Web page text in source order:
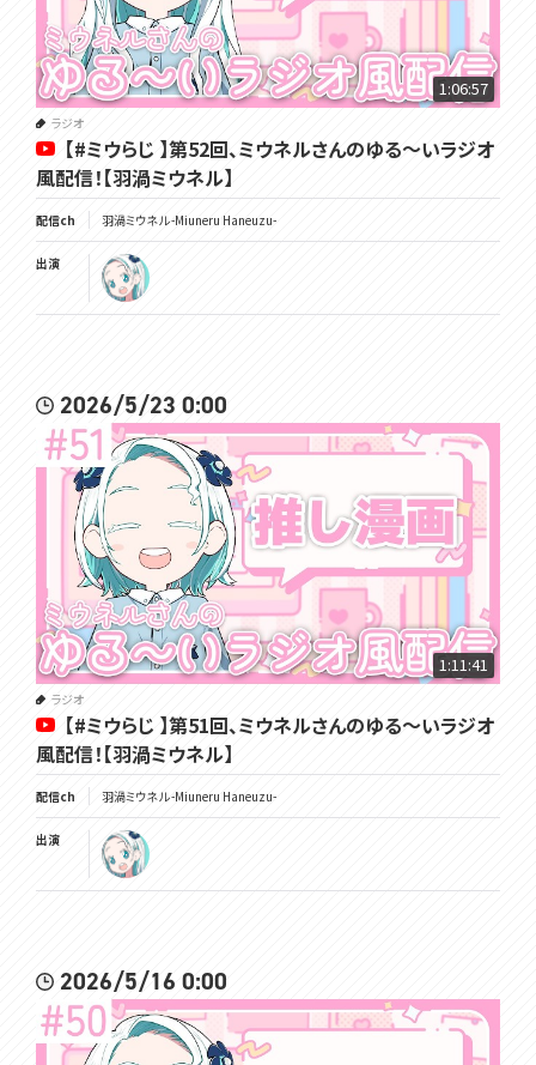
1:06:57
ラジオ
【#ミウらじ 】第52回、ミウネルさんのゆる～いラジオ
風配信！【羽渦ミウネル】
配信ch 羽渦ミウネル -Miuneru Haneuzu-
出演
2026/5/23 0:00
1:11:41
ラジオ
【#ミウらじ 】第51回、ミウネルさんのゆる～いラジオ
風配信！【羽渦ミウネル】
配信ch 羽渦ミウネル -Miuneru Haneuzu-
出演
2026/5/16 0:00